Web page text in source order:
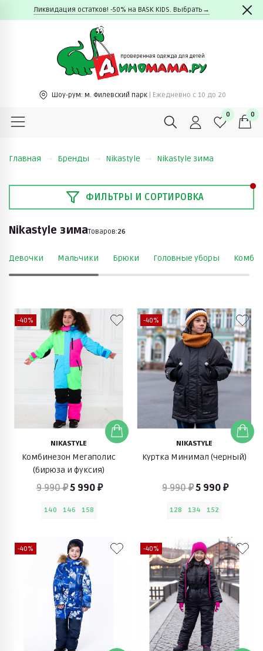
Ликвидация остатков! -50% на BASK KIDS. Выбрать→
Шоу-рум: м. Филевский парк | Ежедневно c 10 до 20
0 0
Главная Бренды Nikastyle Nikastyle зима
ФИЛЬТРЫ И СОРТИРОВКА
Nikastyle зимаТоваров:26
Девочки Мальчики Брюки Головные уборы
-40%
NIKASTYLE
Комбинезон Мегаполис
(бирюза и фуксия)
9 990 ₽5 990 ₽
140 146 158
-40%
NIKASTYLE
Куртка Минимал (черный)
9 990 ₽5 990 ₽
128 134 152
-40% -40%